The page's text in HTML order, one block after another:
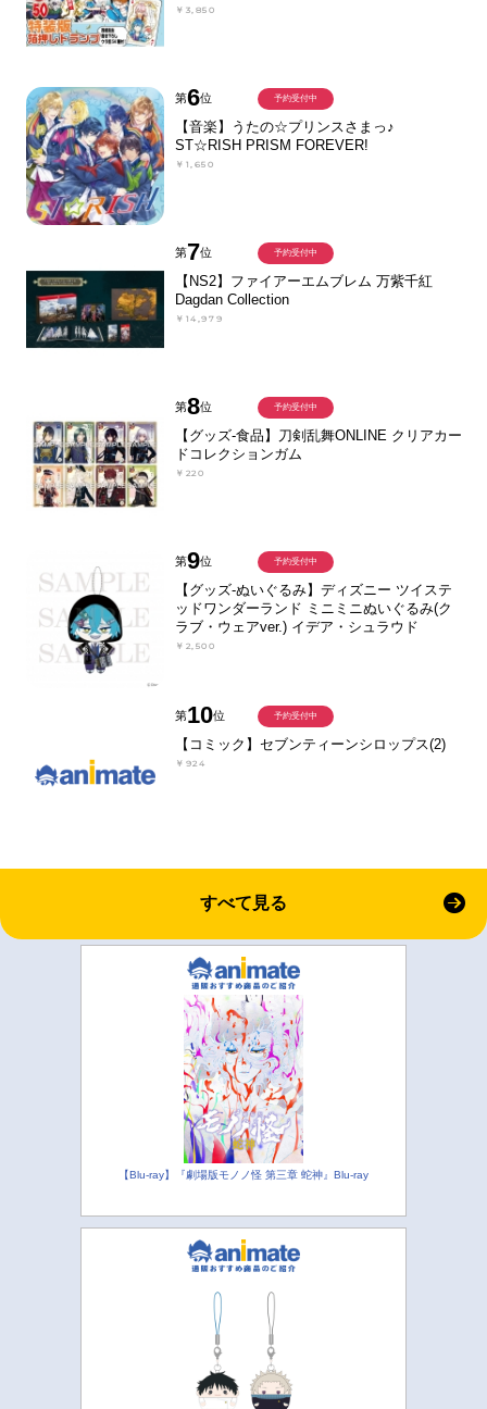
￥3,850
第6位
【音楽】うたの☆プリンスさまっ♪
ST☆RISH PRISM FOREVER!
￥1,650
予約受付中
第7位
【NS2】ファイアーエムブレム 万紫千紅
Dagdan Collection
￥14,979
予約受付中
第8位
【グッズ-食品】刀剣乱舞ONLINE クリアカー
ドコレクションガム
￥220
予約受付中
第9位
【グッズ-ぬいぐるみ】ディズニー ツイステ
ッドワンダーランド ミニミニぬいぐるみ(ク
ラブ・ウェアver.) イデア・シュラウド
￥2,500
予約受付中
第10位
【コミック】セブンティーンシロップス(2)
￥924
予約受付中
すべて見る
【Blu-ray】『劇場版モノノ怪 第三章 蛇神』Blu-ray